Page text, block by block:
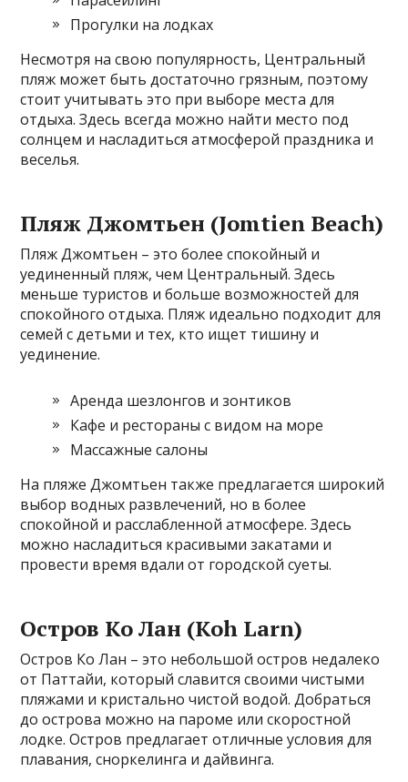
Прогулки на лодках
Несмотря на свою популярность, Центральный
пляж может быть достаточно грязным, поэтому
стоит учитывать это при выборе места для
отдыха. Здесь всегда можно найти место под
солнцем и насладиться атмосферой праздника и
веселья.
Пляж Джомтьен (Jomtien Beach)
Пляж Джомтьен – это более спокойный и
уединенный пляж, чем Центральный. Здесь
меньше туристов и больше возможностей для
спокойного отдыха. Пляж идеально подходит для
семей с детьми и тех, кто ищет тишину и
уединение.
Аренда шезлонгов и зонтиков
Кафе и рестораны с видом на море
Массажные салоны
На пляже Джомтьен также предлагается широкий
выбор водных развлечений, но в более
спокойной и расслабленной атмосфере. Здесь
можно насладиться красивыми закатами и
провести время вдали от городской суеты.
Остров Ко Лан (Koh Larn)
Остров Ко Лан – это небольшой остров недалеко
от Паттайи, который славится своими чистыми
пляжами и кристально чистой водой. Добраться
до острова можно на пароме или скоростной
лодке. Остров предлагает отличные условия для
плавания, сноркелинга и дайвинга.